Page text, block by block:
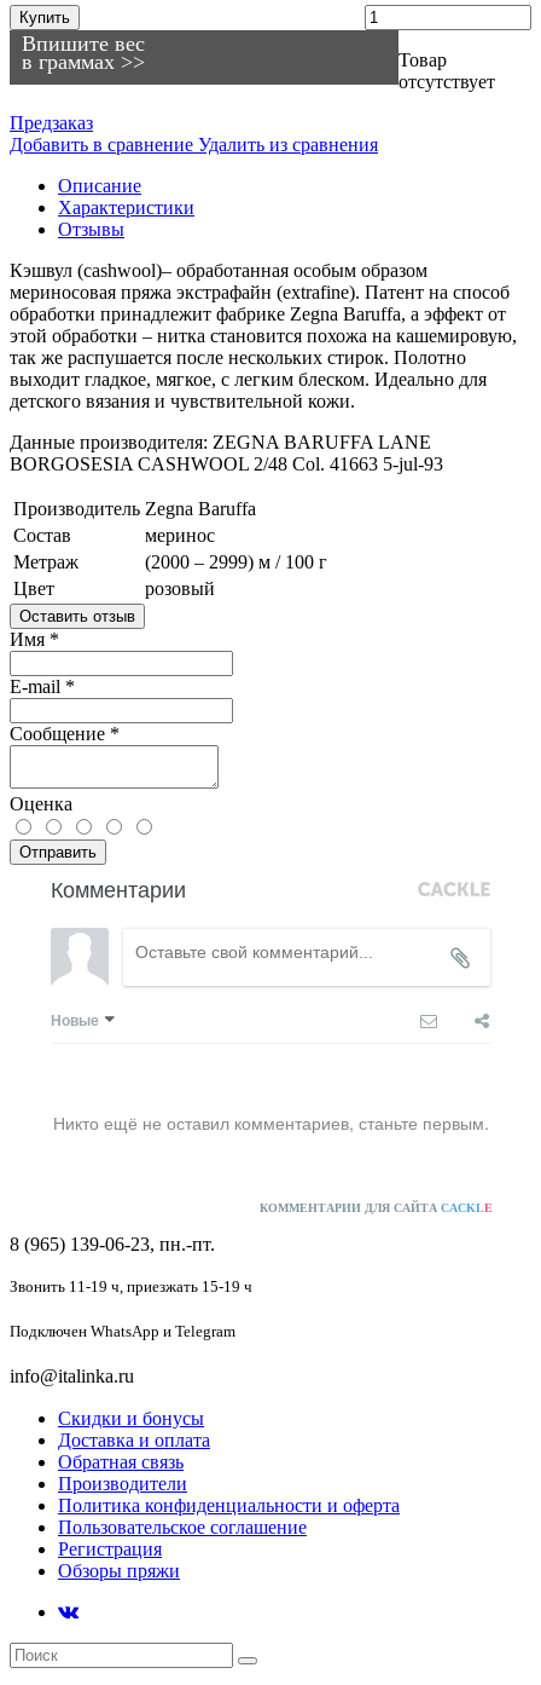
Впишите вес
в граммах >>
Купить
Товар
отсутствует
Предзаказ
Добавить в сравнение Удалить из сравнения
Описание
Характеристики
Отзывы
Кэшвул (cashwool)– обработанная особым образом
мериносовая пряжа экстрафайн (extrafine). Патент на способ
обработки принадлежит фабрике Zegna Baruffa, а эффект от
этой обработки – нитка становится похожа на кашемировую,
так же распушается после нескольких стирок. Полотно
выходит гладкое, мягкое, с легким блеском. Идеально для
детского вязания и чувствительной кожи.
Данные производителя: ZEGNA BARUFFA LANE
BORGOSESIA CASHWOOL 2/48 Col. 41663 5-jul-93
Производитель Zegna Baruffa
Состав
меринос
Метраж
(2000 – 2999) м / 100 г
Цвет
розовый
Оставить отзыв
Имя *
E-mail *
Сообщение *
Оценка
Отправить
Комментарии
Новые
Никто ещё не оставил комментариев, станьте первым.
КОММЕНТАРИИ ДЛЯ САЙТА CACKLE
8 (965) 139-06-23, пн.-пт.
Звонить 11-19 ч, приезжать 15-19 ч
Подключен WhatsApp и Telegram
info@italinka.ru
Скидки и бонусы
Доставка и оплата
Обратная связь
Производители
Политика конфиденциальности и оферта
Пользовательское соглашение
Регистрация
Обзоры пряжи